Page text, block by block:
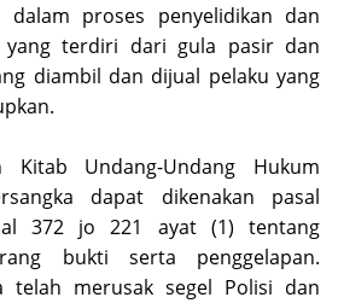
proses penyelidikan dan
yang terdiri dari gula pasir dan
diambil dan dijual pelaku yang
Kitab Undang-Undang Hukum
dapat dikenakan pasal
372 jo 221 ayat (1) tentang
bukti serta penggelapan.
telah merusak segel Polisi dan